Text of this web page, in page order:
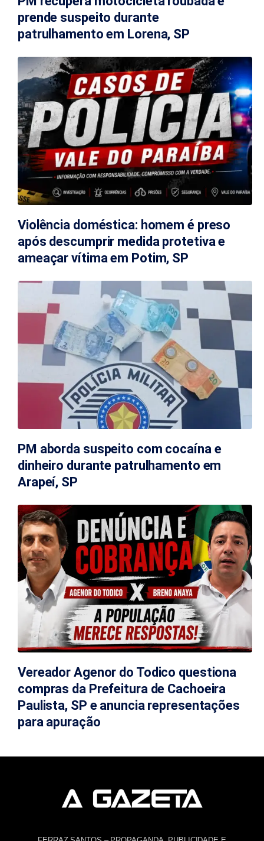
prende suspeito durante
patrulhamento em Lorena, SP
Violência doméstica: homem é preso
após descumprir medida protetiva e
ameaçar vítima em Potim, SP
PM aborda suspeito com cocaína e
dinheiro durante patrulhamento em
Arapeí, SP
Vereador Agenor do Todico questiona
compras da Prefeitura de Cachoeira
Paulista, SP e anuncia representações
para apuração